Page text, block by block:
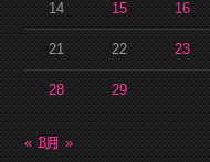
14 15 16
21 22 23
28 29
« 1月3月 »